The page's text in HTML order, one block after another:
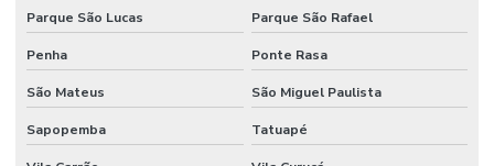
Parque São Lucas Parque São Rafael
Penha Ponte Rasa
São Mateus São Miguel Paulista
Sapopemba Tatuapé